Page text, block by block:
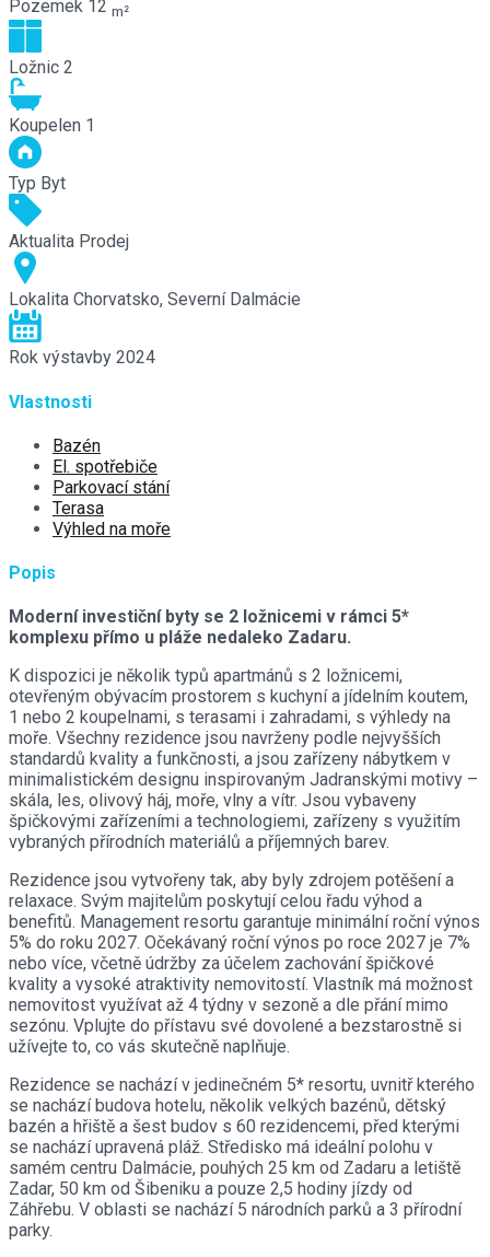
Pozemek 12 m²
Ložnic 2
Koupelen 1
Typ Byt
Aktualita Prodej
Lokalita Chorvatsko, Severní Dalmácie
Rok výstavby 2024
Vlastnosti
Bazén
El. spotřebiče
Parkovací stání
Terasa
Výhled na moře
Popis
Moderní investiční byty se 2 ložnicemi v rámci 5*
komplexu přímo u pláže nedaleko Zadaru.
K dispozici je několik typů apartmánů s 2 ložnicemi,
otevřeným obývacím prostorem s kuchyní a jídelním koutem,
1 nebo 2 koupelnami, s terasami i zahradami, s výhledy na
moře. Všechny rezidence jsou navrženy podle nejvyšších
standardů kvality a funkčnosti, a jsou zařízeny nábytkem v
minimalistickém designu inspirovaným Jadranskými motivy –
skála, les, olivový háj, moře, vlny a vítr. Jsou vybaveny
špičkovými zařízeními a technologiemi, zařízeny s využitím
vybraných přírodních materiálů a příjemných barev.
Rezidence jsou vytvořeny tak, aby byly zdrojem potěšení a
relaxace. Svým majitelům poskytují celou řadu výhod a
benefitů. Management resortu garantuje minimální roční výnos
5% do roku 2027. Očekávaný roční výnos po roce 2027 je 7%
nebo více, včetně údržby za účelem zachování špičkové
kvality a vysoké atraktivity nemovitostí. Vlastník má možnost
nemovitost využívat až 4 týdny v sezoně a dle přání mimo
sezónu. Vplujte do přístavu své dovolené a bezstarostně si
užívejte to, co vás skutečně naplňuje.
Rezidence se nachází v jedinečném 5* resortu, uvnitř kterého
se nachází budova hotelu, několik velkých bazénů, dětský
bazén a hřiště a šest budov s 60 rezidencemi, před kterými
se nachází upravená pláž. Středisko má ideální polohu v
samém centru Dalmácie, pouhých 25 km od Zadaru a letiště
Zadar, 50 km od Šibeniku a pouze 2,5 hodiny jízdy od
Záhřebu. V oblasti se nachází 5 národních parků a 3 přírodní
parky.